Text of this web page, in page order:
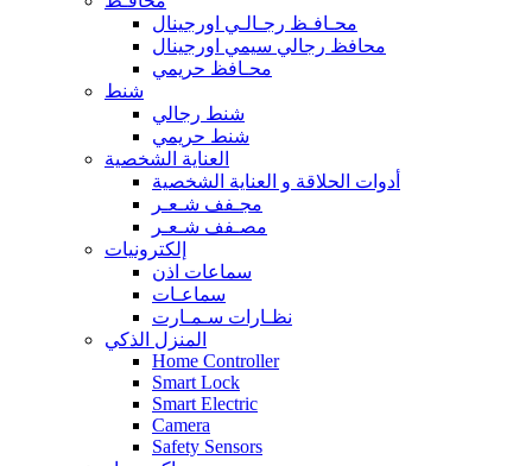
محـافـظ رجـالـي اورجينال
محافظ رجالي سيمي اورجينال
محـافظ حريمي
شنط
شنط رجالي
شنط حريمي
العناية الشخصية
أدوات الحلاقة و العناية الشخصية
مجـفف شـعـر
مصـفف شـعـر
إلكترونيات
سماعات اذن
سماعـات
نظـارات سـمـارت
المنزل الذكي
Home Controller
Smart Lock
Smart Electric
Camera
Safety Sensors